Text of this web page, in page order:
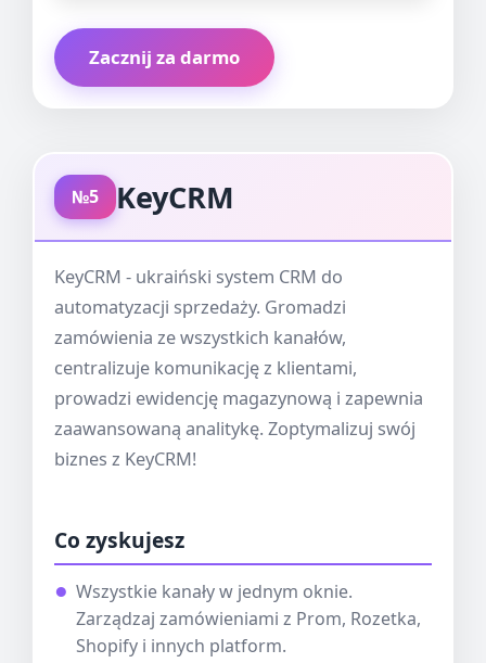
Zacznij za darmo
№5 KeyCRM
KeyCRM - ukraiński system CRM do
automatyzacji sprzedaży. Gromadzi
zamówienia ze wszystkich kanałów,
centralizuje komunikację z klientami,
prowadzi ewidencję magazynową i zapewnia
zaawansowaną analitykę. Zoptymalizuj swój
biznes z KeyCRM!
Co zyskujesz
Wszystkie kanały w jednym oknie.
Zarządzaj zamówieniami z Prom, Rozetka,
Shopify i innych platform.